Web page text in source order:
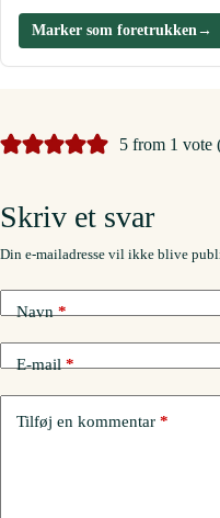
Marker som foretrukken →
5 from 1 vote
Skriv et svar
Din e-mailadresse vil ikke blive
Navn*
E-mail*
Tilføj en kommentar *